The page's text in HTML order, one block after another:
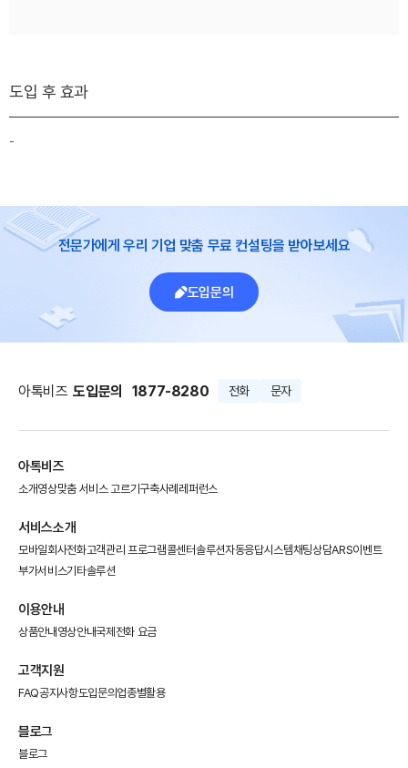
도입 후 효과
-
전문가에게 우리 기업 맞춤 무료 컨설팅을 받아보세요
도입문의
아톡비즈 도입문의 1877-8280 전화 문자
아톡비즈
소개영상맞춤 서비스 고르기구축사례 레퍼런스
서비스소개
모바일회사전화고객관리 프로그램콜센터솔루션자동응답시스템채팅상담ARS이벤트
부가서비스기타솔루션
이용안내
상품안내 영상안내국제전화 요금
고객지원
FAQ공지사항도입문의 업종별활용
블로그
블로그